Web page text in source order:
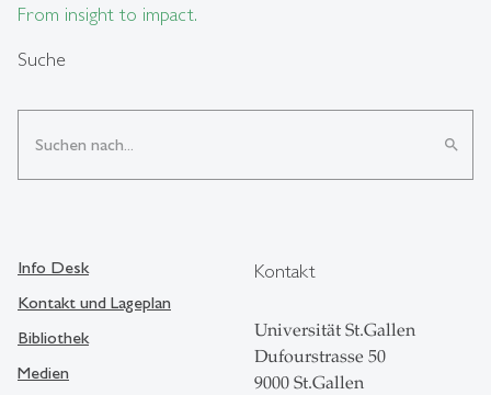
From insight to impact.
Suche
search
Info Desk
Kontakt und Lageplan
Bibliothek
Medien
Kontakt
Universität St.Gallen
Dufourstrasse 50
9000 St.Gallen